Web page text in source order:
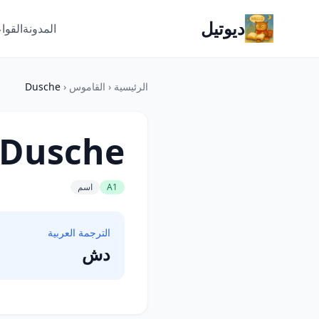
ديوتيل المدونة
الرئيسية ‹ القاموس ‹
Dusche
A1 اسم
الترجمة العربية
دش